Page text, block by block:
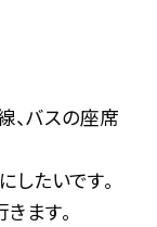
、バスの座席
たいです。
ます。